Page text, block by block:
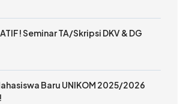
Seminar TA/Skripsi DKV & DG
Baru UNIKOM 2025/2026